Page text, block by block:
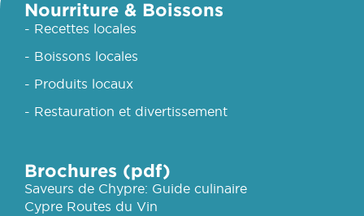
Nourriture & Boissons
- Recettes locales
- Boissons locales
- Produits locaux
- Restauration et divertissement
Brochures (pdf)
Saveurs de Chypre: Guide culinaire
Cypre Routes du Vin